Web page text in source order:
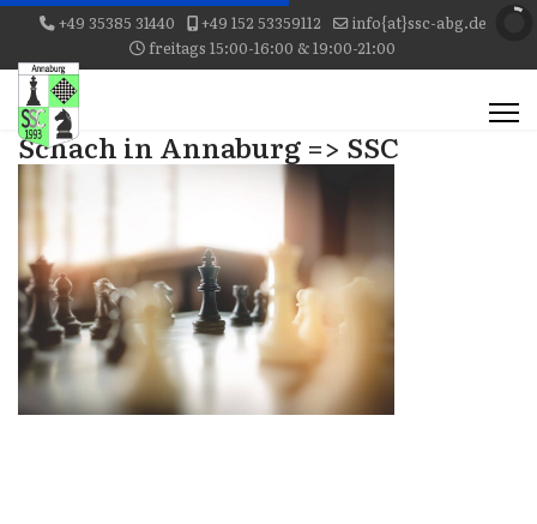
+49 35385 31440 +49 152 53359112
info{at}ssc-abg.de
freitags 15:00-16:00 & 19:00-21:00
Schach in Annaburg => SSC